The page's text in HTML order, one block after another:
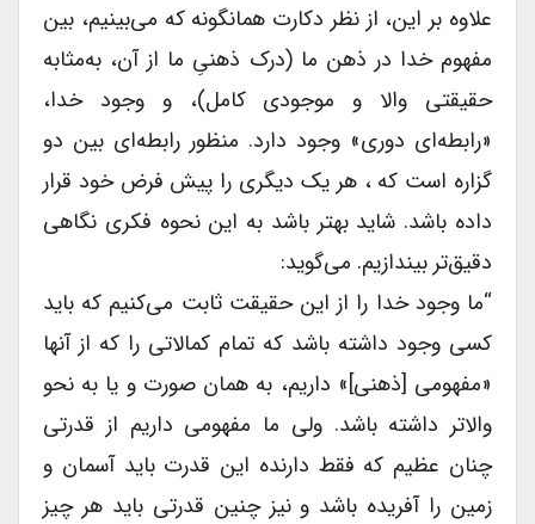
علاوه بر این، از نظر دکارت همانگونه که می‌بینیم، بین
مفهوم خدا در ذهن ما (درک ذهنیِ ما از آن، به‌مثابه
حقیقتی والا و موجودی کامل)، و وجود خدا،
«رابطه‌ای دوری» وجود دارد. منظور رابطه‌ای بین دو
گزاره است که ، هر یک دیگری را پیش فرض خود قرار
داده باشد. شاید بهتر باشد به این نحوه فکری نگاهی
دقیق‌تر‌ بیند‌ازیم. می‌گوید:
“ما وجود خدا را از این حقیقت ثابت می‌کنیم که باید
کسی وجود داشته باشد که تمام کمالاتی را که از آنها
«مفهومی [ذهنی]» داریم، به همان صورت و یا به نحو
والاتر داشته باشد. ولی ما مفهومی داریم از قدرتی
چنان عظیم که فقط دارنده این قدرت باید آسمان و
زمین را آفریده باشد و نیز چنین قدرتی باید هر چیز